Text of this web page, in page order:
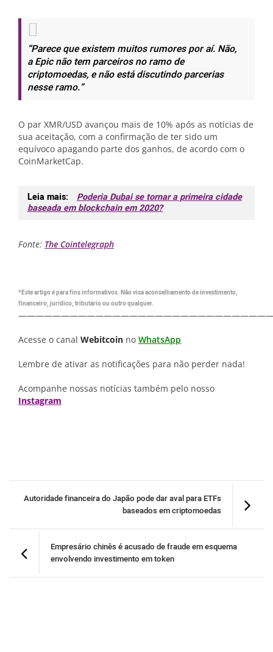
“Parece que existem muitos rumores por aí. Não,
a Epic não tem parceiros no ramo de
criptomoedas, e não está discutindo parcerias
nesse ramo.”
O par XMR/USD avançou mais de 10% após as notícias de
sua aceitação, com a confirmação de ter sido um
equívoco apagando parte dos ganhos, de acordo com o
CoinMarketCap.
Leia mais:
Poderia Dubai se tornar a primeira cidade
baseada em blockchain em 2020?
Fonte: The Cointelegraph
*Este artigo é para fins informativos. Não visa aconselhamento de investimento,
financeiro, jurídico, tributário ou outro qualquer.
Acesse o canal Webitcoin no WhatsApp
Lembre de ativar as notificações para não perder nada!
Acompanhe nossas notícias também pelo nosso
Instagram
Autoridade financeira do Japão pode dar aval para ETFs
baseados em criptomoedas
Empresário chinês é acusado de fraude em esquema
envolvendo investimento em token